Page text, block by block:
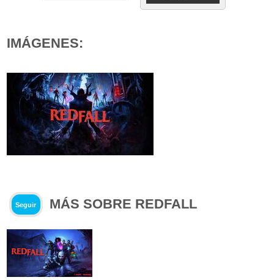
IMÁGENES:
Seguir MÁS SOBRE REDFALL